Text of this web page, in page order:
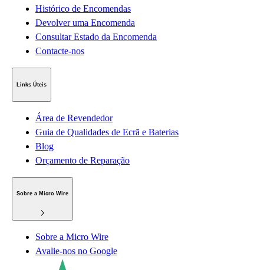
Histórico de Encomendas
Devolver uma Encomenda
Consultar Estado da Encomenda
Contacte-nos
Links Úteis
Área de Revendedor
Guia de Qualidades de Ecrã e Baterias
Blog
Orçamento de Reparação
Sobre a Micro Wire
Sobre a Micro Wire
Avalie-nos no Google